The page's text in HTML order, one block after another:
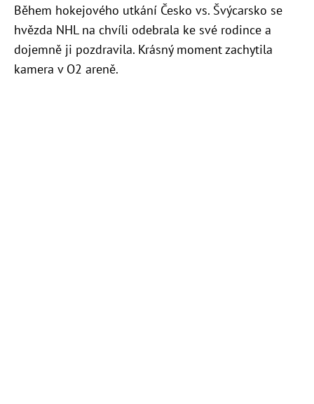
Během hokejového utkání Česko vs. Švýcarsko se
hvězda NHL na chvíli odebrala ke své rodince a
dojemně ji pozdravila. Krásný moment zachytila
kamera v O2 areně.